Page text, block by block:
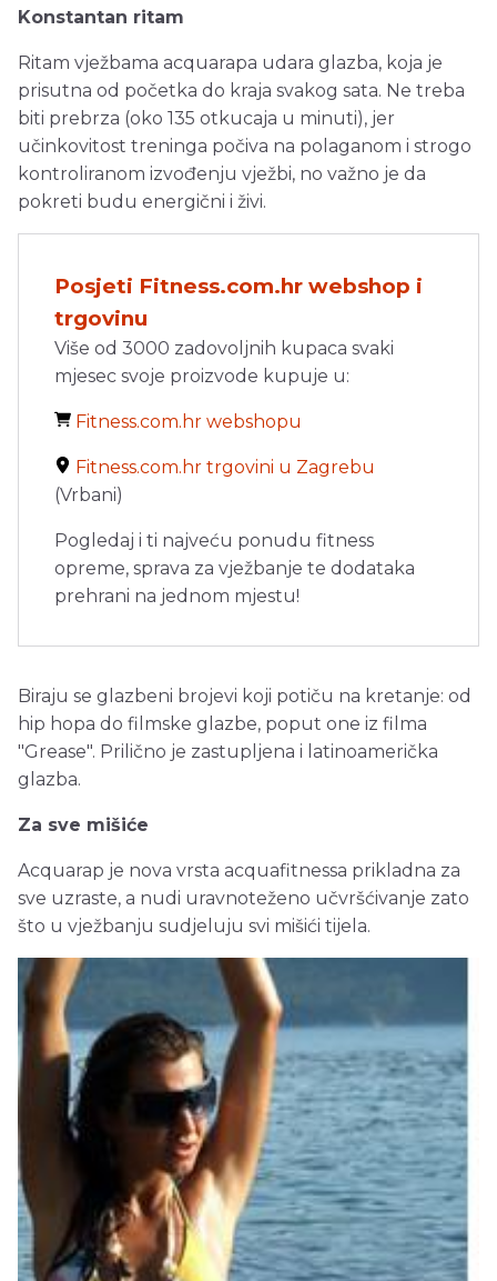
Konstantan ritam
Ritam vježbama acquarapa udara glazba, koja je
prisutna od početka do kraja svakog sata. Ne treba
biti prebrza (oko 135 otkucaja u minuti), jer
učinkovitost treninga počiva na polaganom i strogo
kontroliranom izvođenju vježbi, no važno je da
pokreti budu energični i živi.
Posjeti Fitness.com.hr webshop i
trgovinu
Više od 3000 zadovoljnih kupaca svaki
mjesec svoje proizvode kupuje u:
Fitness.com.hr webshopu
Fitness.com.hr trgovini u Zagrebu
(Vrbani)
Pogledaj i ti najveću ponudu fitness
opreme, sprava za vježbanje te dodataka
prehrani na jednom mjestu!
Biraju se glazbeni brojevi koji potiču na kretanje: od
hip hopa do filmske glazbe, poput one iz filma
"Grease". Prilično je zastupljena i latinoamerička
glazba.
Za sve mišiće
Acquarap je nova vrsta acquafitnessa prikladna za
sve uzraste, a nudi uravnoteženo učvršćivanje zato
što u vježbanju sudjeluju svi mišići tijela.